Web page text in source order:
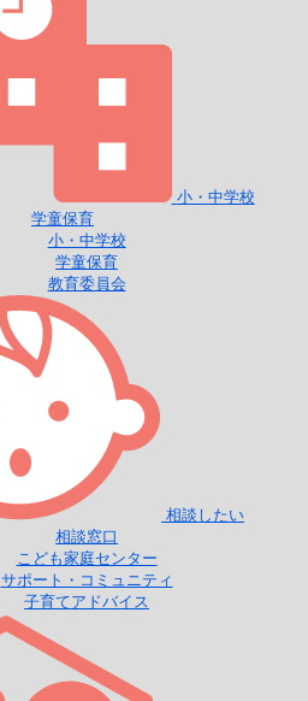
小・中学校
学童保育
小・中学校
学童保育
教育委員会
相談したい
相談窓口
こども家庭センター
サポート・コミュニティ
子育てアドバイス